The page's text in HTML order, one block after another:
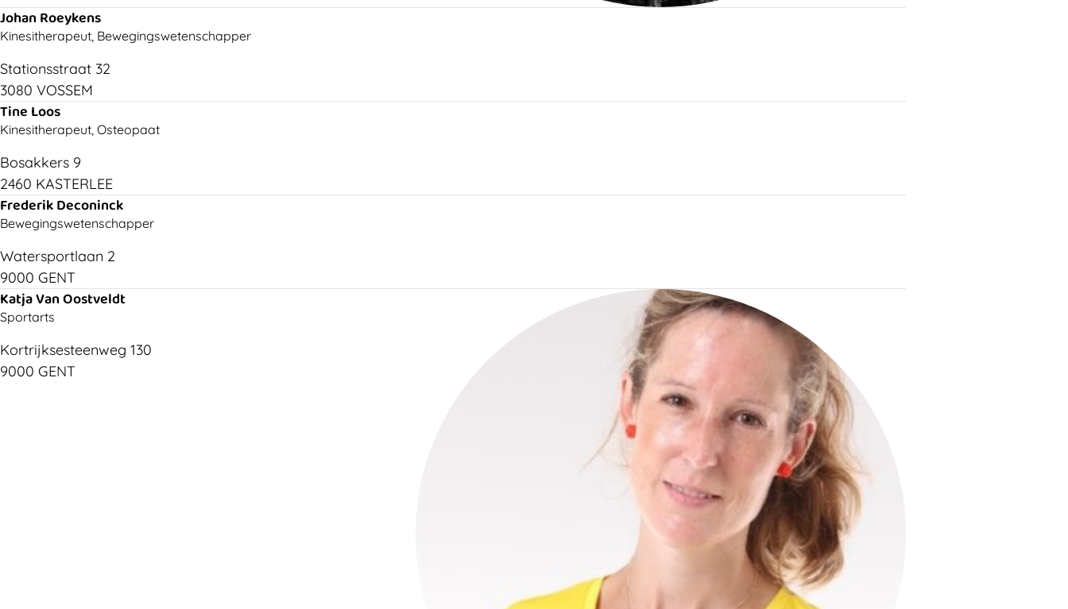
Johan Roeykens
Kinesitherapeut, Bewegingswetenschapper
Stationsstraat 32
3080 VOSSEM
Tine Loos
Kinesitherapeut, Osteopaat
Bosakkers 9
2460 KASTERLEE
Frederik Deconinck
Bewegingswetenschapper
Watersportlaan 2
9000 GENT
Katja Van Oostveldt
Sportarts
Kortrijksesteenweg 130
9000 GENT